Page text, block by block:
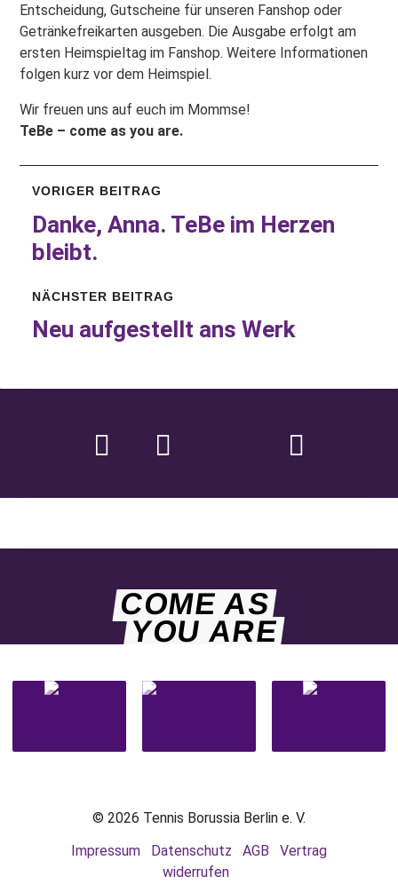
Entscheidung, Gutscheine für unseren Fanshop oder
Getränkefreikarten ausgeben. Die Ausgabe erfolgt am
ersten Heimspieltag im Fanshop. Weitere Informationen
folgen kurz vor dem Heimspiel.
Wir freuen uns auf euch im Mommse!
TeBe – come as you are.
VORIGER BEITRAG
Danke, Anna. TeBe im Herzen
bleibt.
NÄCHSTER BEITRAG
Neu aufgestellt ans Werk
COME AS
YOU ARE
© 2026 Tennis Borussia Berlin e. V.
Impressum
Datenschutz AGB
Vertrag
widerrufen